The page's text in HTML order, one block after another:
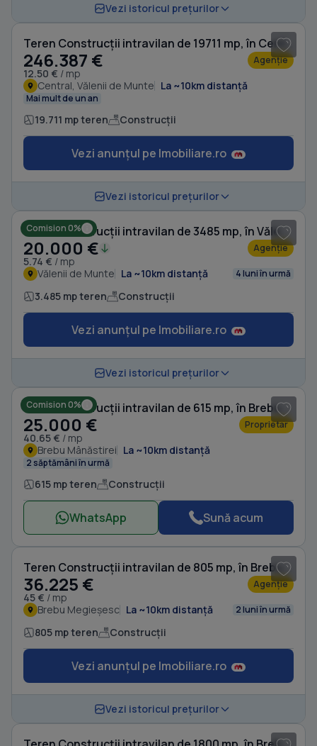
Vezi istoricul prețurilor
Teren Construcții intravilan de 19711 mp, în Central
246.387 €
12.50 € / mp
Agenție
Central, Vălenii de Munte La ~10km distanță
Mai mult de un an
19.711 mp teren Construcții
Vezi anunțul pe Imobiliare.ro
Vezi istoricul prețurilor
Comision 0% Teren Construcții intravilan de 3485 mp, în Vălenii de Munte
20.000 €
5.74 € / mp
Agenție
Vălenii de Munte La ~10km distanță 4 luni în urmă
3.485 mp teren Construcții
Vezi anunțul pe Imobiliare.ro
Vezi istoricul prețurilor
Comision 0% Teren Construcții intravilan de 615 mp, în Brebu Mânăstirei
25.000 €
40.65 € / mp
Proprietar
Brebu Mânăstirei La ~10km distanță
2 săptămâni în urmă
615 mp teren Construcții
WhatsApp Sună acum
Teren Construcții intravilan de 805 mp, în Brebu Megieșesc
36.225 €
45 € / mp
Agenție
Brebu Megieșesc La ~10km distanță 2 luni în urmă
805 mp teren Construcții
Vezi anunțul pe Imobiliare.ro
Vezi istoricul prețurilor